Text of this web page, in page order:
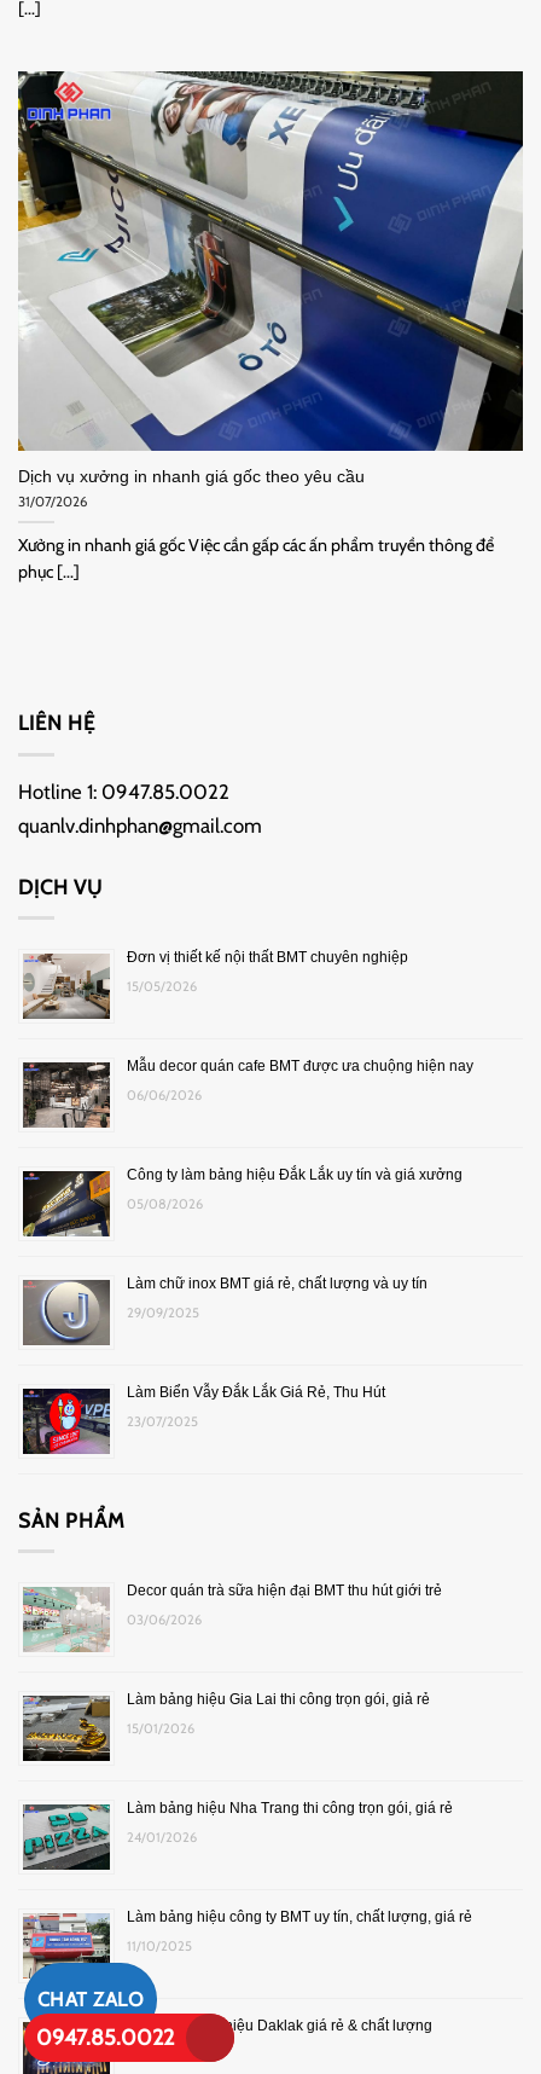
CHAT ZALO
0947.85.0022
[...]
Dịch vụ xưởng in nhanh giá gốc theo yêu cầu
31/07/2026
Xưởng in nhanh giá gốc Việc cần gấp các ấn phẩm truyền thông để
phục [...]
LIÊN HỆ
Hotline 1: 0947.85.0022
quanlv.dinhphan@gmail.com
DỊCH VỤ
Đơn vị thiết kế nội thất BMT chuyên nghiệp
15/05/2026
Mẫu decor quán cafe BMT được ưa chuộng hiện nay
06/06/2026
Công ty làm bảng hiệu Đắk Lắk uy tín và giá xưởng
05/08/2026
Làm chữ inox BMT giá rẻ, chất lượng và uy tín
29/09/2025
Làm Biển Vẫy Đắk Lắk Giá Rẻ, Thu Hút
23/07/2025
SẢN PHẨM
Decor quán trà sữa hiện đại BMT thu hút giới trẻ
03/06/2026
Làm bảng hiệu Gia Lai thi công trọn gói, giả rẻ
15/01/2026
Làm bảng hiệu Nha Trang thi công trọn gói, giá rẻ
24/01/2026
Làm bảng hiệu công ty BMT uy tín, chất lượng, giá rẻ
11/10/2025
Thi công bảng hiệu Daklak giá rẻ & chất lượng
25/10/2025